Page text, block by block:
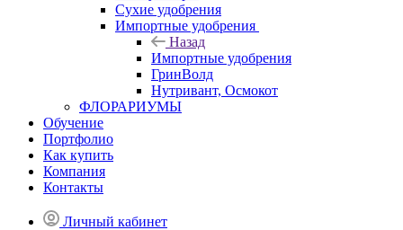
Сухие удобрения
Импортные удобрения
Назад
Импортные удобрения
ГринВолд
Нутривант, Осмокот
ФЛОРАРИУМЫ
Обучение
Портфолио
Как купить
Компания
Контакты
Личный кабинет